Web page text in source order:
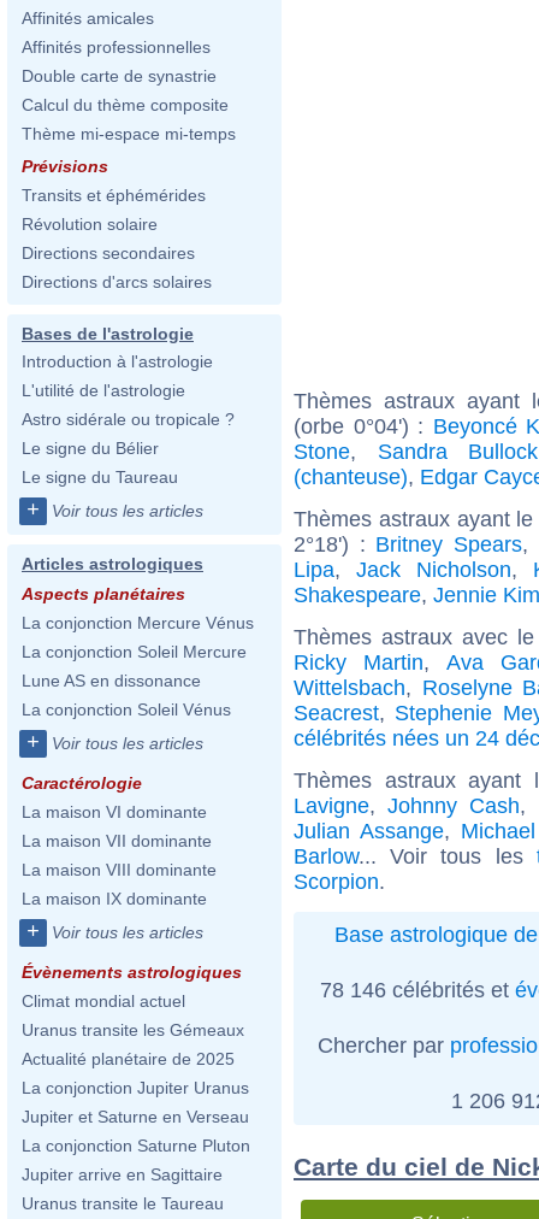
Affinités amicales
Affinités professionnelles
Double carte de synastrie
Calcul du thème composite
Thème mi-espace mi-temps
Prévisions
Transits et éphémérides
Révolution solaire
Directions secondaires
Directions d'arcs solaires
Bases de l'astrologie
Introduction à l'astrologie
L'utilité de l'astrologie
Astro sidérale ou tropicale ?
Le signe du Bélier
Le signe du Taureau
+ Voir tous les articles
Articles astrologiques
Aspects planétaires
La conjonction Mercure Vénus
La conjonction Soleil Mercure
Lune AS en dissonance
La conjonction Soleil Vénus
+ Voir tous les articles
Caractérologie
La maison VI dominante
La maison VII dominante
La maison VIII dominante
La maison IX dominante
+ Voir tous les articles
Évènements astrologiques
Climat mondial actuel
Uranus transite les Gémeaux
Actualité planétaire de 2025
La conjonction Jupiter Uranus
Jupiter et Saturne en Verseau
La conjonction Saturne Pluton
Jupiter arrive en Sagittaire
Uranus transite le Taureau
Thèmes astraux ayant
(orbe 0°04') : Beyoncé
Stone, Sandra Bullock
(chanteuse), Edgar
Thèmes astraux ayant
2°18') : Britney Spears,
Lipa,Jack Nicholson,
Shakespeare, Jennie Kim
Thèmes astraux avec
Ricky Martin, Ava
Wittelsbach, Roselyne
Seacrest, Stephenie
célébrités nées un 24
Thèmes astraux
Lavigne,Johnny Cash,
Julian Assange,
Barlow... Voir tous les
Scorpion.
Base astrologique
78 146 célébrités et
Chercher par
1 206
Carte du ciel de